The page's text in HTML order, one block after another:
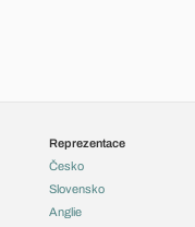
Reprezentace
Česko
Slovensko
Anglie